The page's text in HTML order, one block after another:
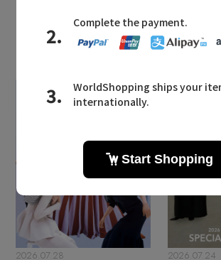
LATEST
2026.07.28
2026.07.24